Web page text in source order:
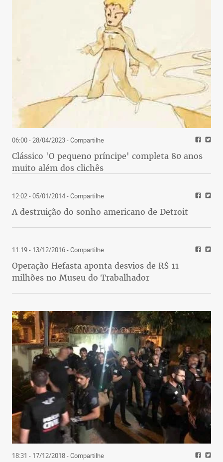
06:00 - 28/04/2023- Compartilhe
Clássico 'O pequeno príncipe' completa 80 anos
muito além dos clichês
12:02 - 05/01/2014- Compartilhe
A destruição do sonho americano de Detroit
11:19 - 13/12/2016- Compartilhe
Operação Hefasta aponta desvios de R$ 11
milhões no Museu do Trabalhador
18:31 - 17/12/2018- Compartilhe